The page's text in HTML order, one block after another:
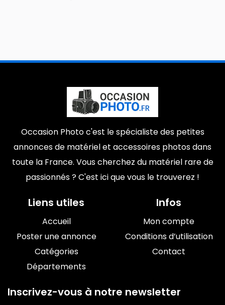
Occasion Photo c'est le spécialiste des petites
annonces de matériel et accessoires photos dans
toute la France. Vous cherchez du matériel rare de
passionnés ? C'est ici que vous le trouverez !
Liens utiles
Accueil
Poster une annonce
Catégories
Départements
Infos
Mon compte
Conditions d’utilisation
Contact
Inscrivez-vous à notre newsletter